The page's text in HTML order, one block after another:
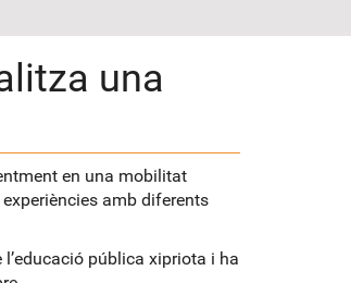
una
en una mobilitat
amb diferents
pública xipriota i ha